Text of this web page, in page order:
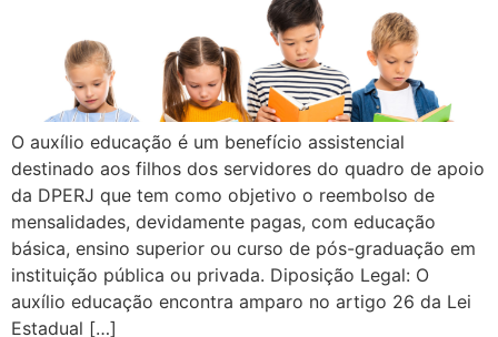
O auxílio educação é um benefício assistencial
destinado aos filhos dos servidores do quadro de apoio
da DPERJ que tem como objetivo o reembolso de
mensalidades, devidamente pagas, com educação
básica, ensino superior ou curso de pós-graduação em
instituição pública ou privada. Diposição Legal: O
auxílio educação encontra amparo no artigo 26 da Lei
Estadual […]